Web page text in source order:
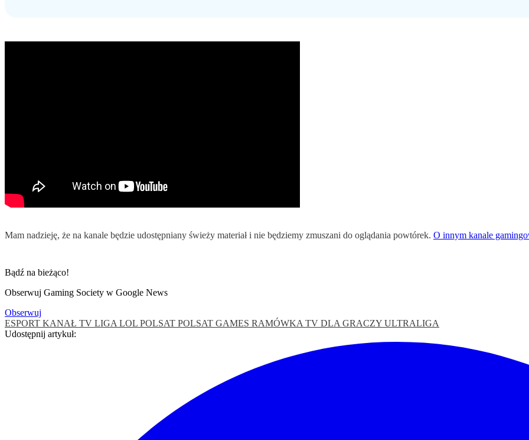
Mam nadzieję, że na kanale będzie udostępniany świeży materiał i nie będziemy zmuszani do oglądania powtórek. O innym kanale
Bądź na bieżąco!
Obserwuj Gaming Society w Google News
Obserwuj
ESPORT KANAŁ TV LIGA LOL POLSAT POLSAT GAMES RAMÓWKA TV DLA GRACZY ULTRALIGA
Udostępnij artykuł: